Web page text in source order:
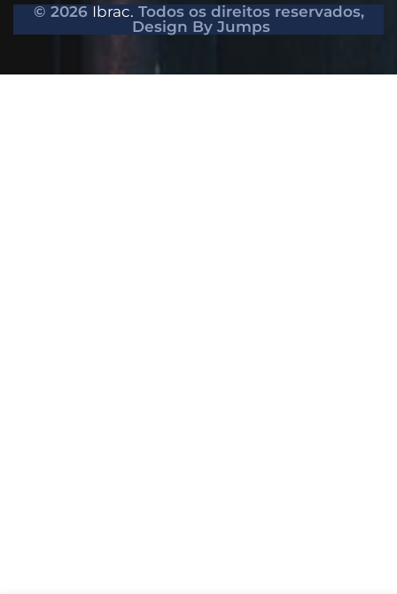
© 2026 Ibrac. Todos os direitos reservados,
Design By Jumps